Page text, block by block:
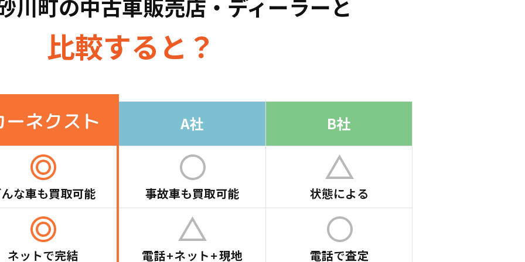
川町の中古車販売店・ディーラーと
比較すると？